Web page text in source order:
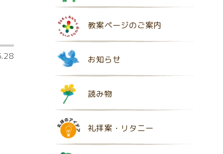
教案ページのご案内
お知らせ
読み物
礼拝案・リタニー